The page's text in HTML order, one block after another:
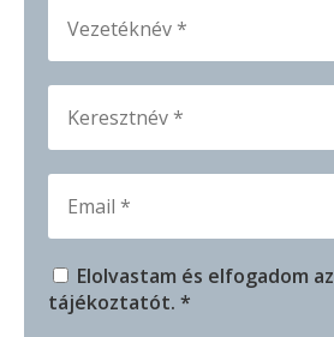
Elolvastam és elfogadom az
tájékoztatót. *